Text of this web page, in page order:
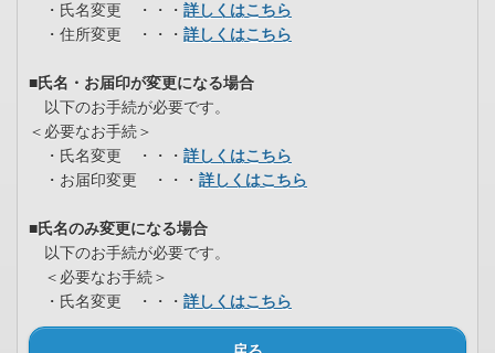
・氏名変更 ・・・ 詳しくはこちら
・住所変更 ・・・ 詳しくはこちら
■氏名・お届印が変更になる場合
以下のお手続が必要です。
＜必要なお手続＞
・氏名変更 ・・・ 詳しくはこちら
・お届印変更 ・・・ 詳しくはこちら
■氏名のみ変更になる場合
以下のお手続が必要です。
＜必要なお手続＞
・氏名変更 ・・・ 詳しくはこちら